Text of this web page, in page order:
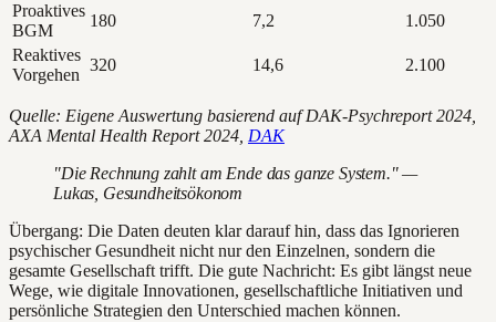
Proaktives
BGM
180 7,2
1.050
Reaktives
Vorgehen
320 14,6 2.100
Quelle: Eigene Auswertung basierend auf DAK-Psychreport 2024,
AXA Mental Health Report 2024, DAK
"Die Rechnung zahlt am Ende das ganze System." —
Lukas, Gesundheitsökonom
Übergang: Die Daten deuten klar darauf hin, dass das Ignorieren
psychischer Gesundheit nicht nur den Einzelnen, sondern die
gesamte Gesellschaft trifft. Die gute Nachricht: Es gibt längst neue
Wege, wie digitale Innovationen, gesellschaftliche Initiativen und
persönliche Strategien den Unterschied machen können.